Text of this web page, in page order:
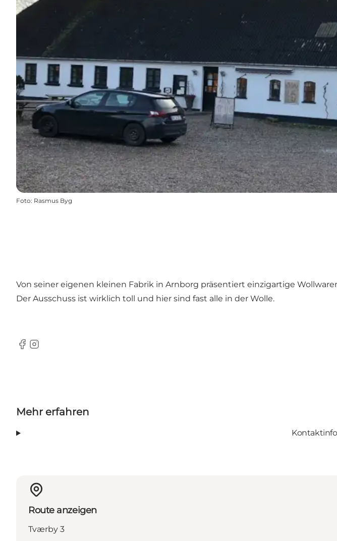
Foto: Rasmus Byg
Von seiner eigenen kleinen Fabrik in Arnborg präsentiert einzigartige
Der Ausschuss ist wirklich toll und hier sind fast alle in der Wolle.
Facebook
Instagram
Mehr erfahren
Route anzeigen
Tværby 3